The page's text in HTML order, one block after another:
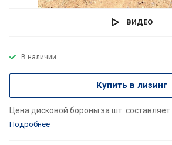
ВИДЕО
В наличии
Купить в лизинг
Цена дисковой бороны за шт. составляет:
Подробнее